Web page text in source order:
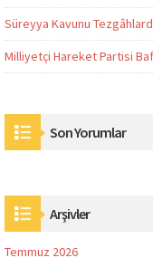
Süreyya Kavunu
Milliyetçi Hareket Partisi
Son Yorumlar
Arşivler
Temmuz 2026